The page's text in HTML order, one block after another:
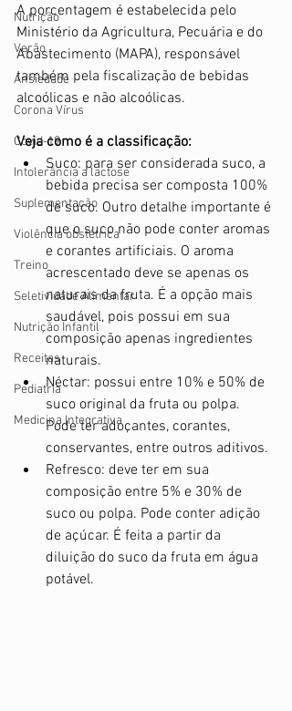
Nutrição
Verão
Ansiedade
Corona Vírus
Covid-19
Intolerância a lactose
Suplementação
Violência obstétrica
Treino
Seletividade Alimentar
Nutrição Infantil
Receitas
Pediatria
Medicina Integrativa
A porcentagem é estabelecida pelo
Ministério da Agricultura, Pecuária e do
Abastecimento (MAPA), responsável
também pela fiscalização de bebidas
alcoólicas e não alcoólicas.
Veja como é a classificação:
Suco: para ser considerada suco, a
bebida precisa ser composta 100%
de suco. Outro detalhe importante é
que o suco não pode conter aromas
e corantes artificiais. O aroma
acrescentado deve se apenas os
naturais da fruta. É a opção mais
saudável, pois possui em sua
composição apenas ingredientes
naturais.
Néctar: possui entre 10% e 50% de
suco original da fruta ou polpa.
Pode ter adoçantes, corantes,
conservantes, entre outros aditivos.
Refresco: deve ter em sua
composição entre 5% e 30% de
suco ou polpa. Pode conter adição
de açúcar. É feita a partir da
diluição do suco da fruta em água
potável.